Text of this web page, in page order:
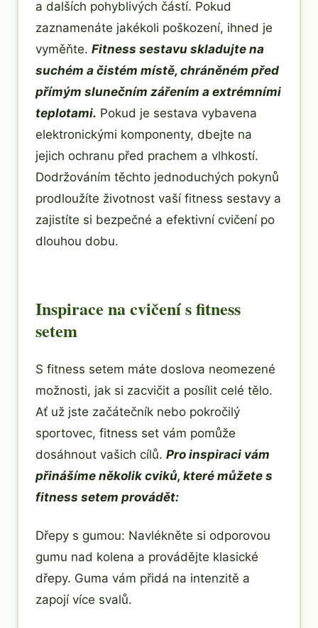
a dalších pohyblivých částí. Pokud
zaznamenáte jakékoli poškození, ihned je
vyměňte. Fitness sestavu skladujte na
suchém a čistém místě, chráněném před
přímým slunečním zářením a extrémními
teplotami. Pokud je sestava vybavena
elektronickými komponenty, dbejte na
jejich ochranu před prachem a vlhkostí.
Dodržováním těchto jednoduchých pokynů
prodloužíte životnost vaší fitness sestavy a
zajistíte si bezpečné a efektivní cvičení po
dlouhou dobu.
Inspirace na cvičení s fitness
setem
S fitness setem máte doslova neomezené
možnosti, jak si zacvičit a posílit celé tělo.
Ať už jste začátečník nebo pokročilý
sportovec, fitness set vám pomůže
dosáhnout vašich cílů. Pro inspiraci vám
přinášíme několik cviků, které můžete s
fitness setem provádět:
Dřepy s gumou: Navlékněte si odporovou
gumu nad kolena a provádějte klasické
dřepy. Guma vám přidá na intenzitě a
zapojí více svalů.